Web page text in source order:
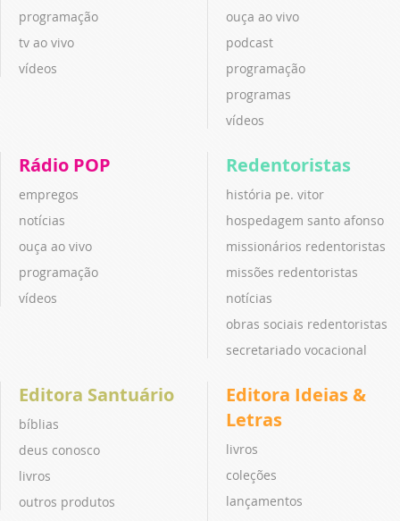
programação
tv ao vivo
vídeos
ouça ao vivo
podcast
programação
programas
vídeos
Rádio POP
empregos
notícias
ouça ao vivo
programação
vídeos
Redentoristas
história pe. vitor
hospedagem santo afonso
missionários redentoristas
missões redentoristas
notícias
obras sociais redentoristas
secretariado vocacional
Editora Santuário
bíblias
deus conosco
livros
outros produtos
Editora Ideias &
Letras
livros
coleções
lançamentos